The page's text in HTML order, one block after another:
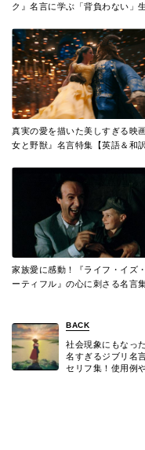
ク』名言に学ぶ「背負わない」
真実の愛を描いた美しすぎる映
女と野獣』名言特集【英語＆和訳
家族愛に感動！『ライフ・イズ
ーティフル』の心に刺さる名言
BACK
社会現象にもなっ
名すぎるジブリ名
セリフ集！使用例や